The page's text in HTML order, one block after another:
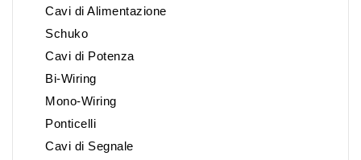
Cavi di Alimentazione
Schuko
Cavi di Potenza
Bi-Wiring
Mono-Wiring
Ponticelli
Cavi di Segnale